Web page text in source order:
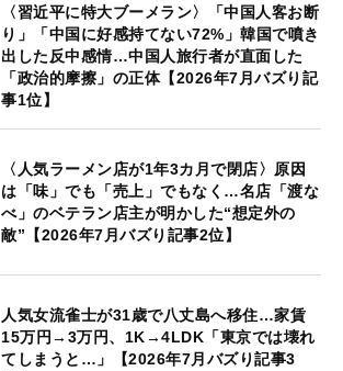
〈習近平に特大ブーメラン〉「中国人客お断
り」「中国に好感持てない72%」韓国で噴き
出した反中感情…中国人旅行者が直面した
「政治的摩擦」の正体【2026年7月バズり記
事1位】
〈人気ラーメン店が1年3カ月で閉店〉原因
は「味」でも「売上」でもなく…名店「渡な
べ」のベテラン店主が明かした“想定外の
敵”【2026年7月バズり記事2位】
人気女流雀士が31歳で八丈島へ移住…家賃
15万円→3万円、1K→4LDK「東京では壊れ
てしまうと…」【2026年7月バズり記事3